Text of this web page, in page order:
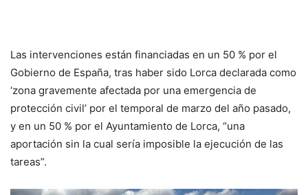
Las intervenciones están financiadas en un 50 % por el
Gobierno de España, tras haber sido Lorca declarada como
‘zona gravemente afectada por una emergencia de
protección civil’ por el temporal de marzo del año pasado,
y en un 50 % por el Ayuntamiento de Lorca, “una
aportación sin la cual sería imposible la ejecución de las
tareas”.